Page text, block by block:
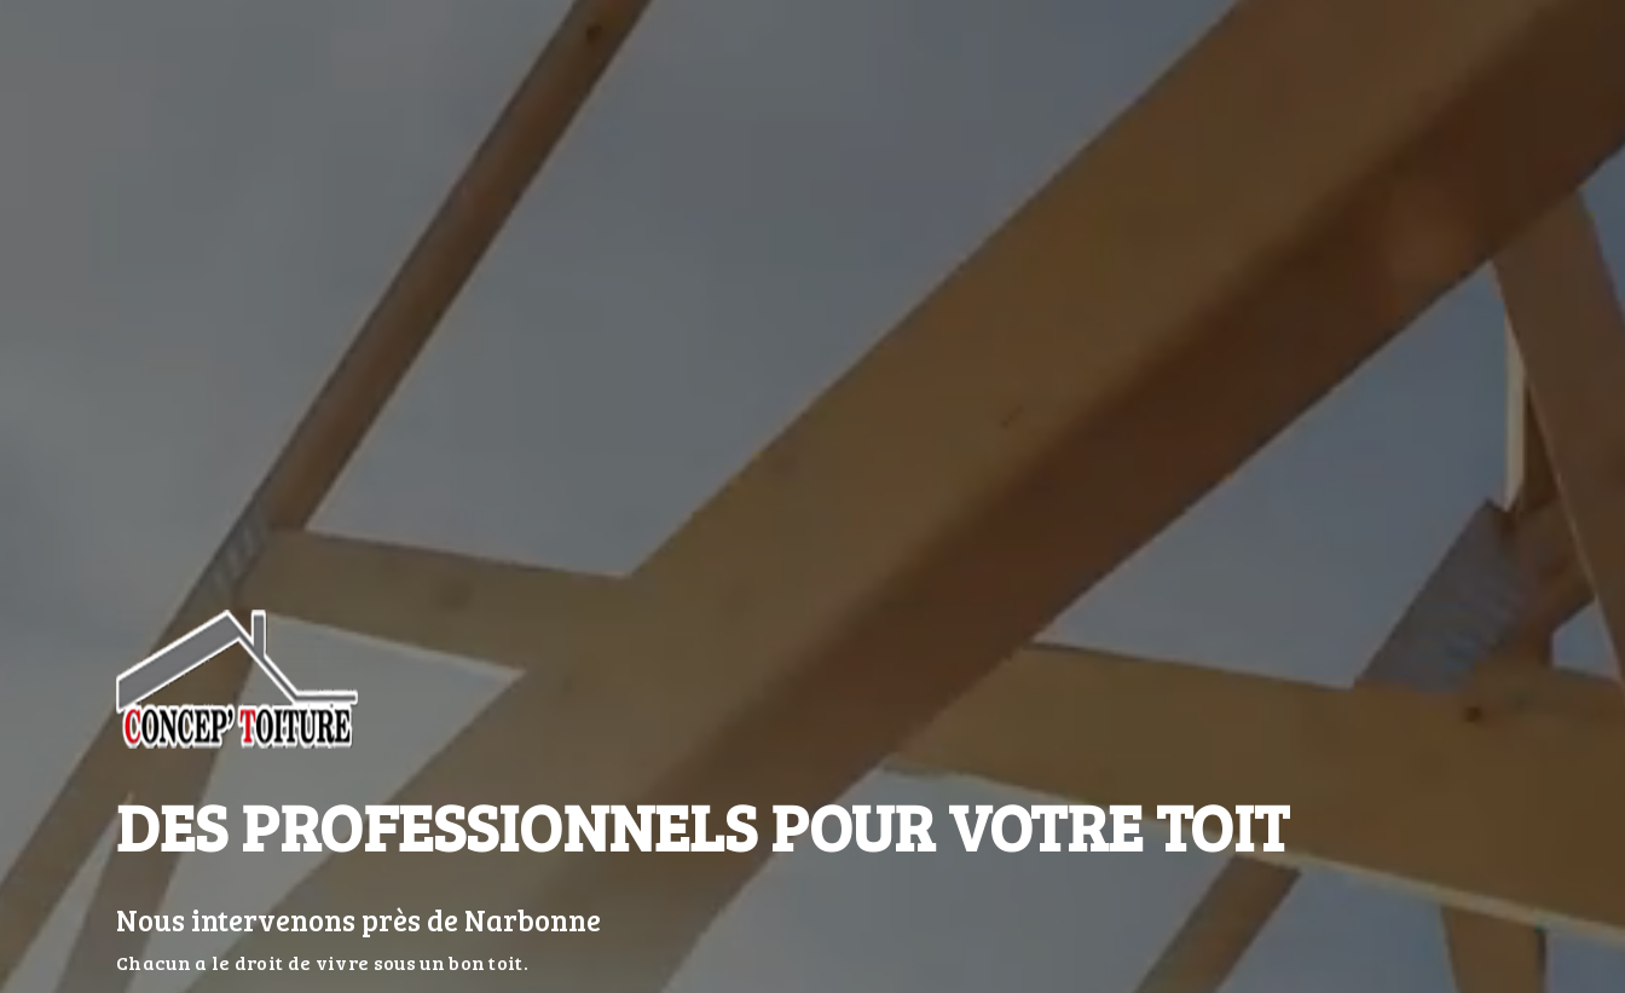
DES PROFESSIONNELS POUR VOTRE TOIT
Nous intervenons près de Narbonne
Chacun a le droit de vivre sous un bon toit.